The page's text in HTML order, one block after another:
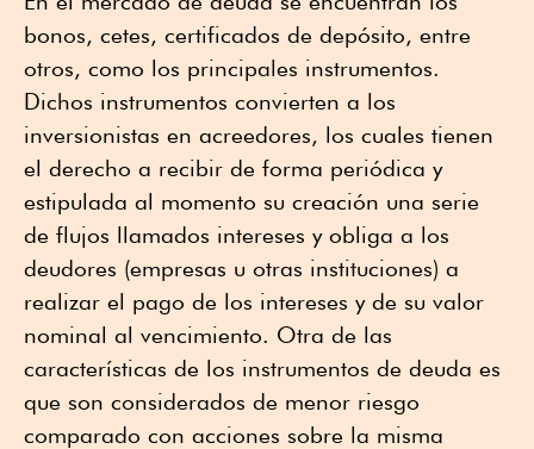
bonos, cetes, certificados de depósito, entre
otros, como los principales instrumentos.
Dichos instrumentos convierten a los
inversionistas en acreedores, los cuales tienen
el derecho a recibir de forma periódica y
estipulada al momento su creación una serie
de flujos llamados intereses y obliga a los
deudores (empresas u otras instituciones) a
realizar el pago de los intereses y de su valor
nominal al vencimiento. Otra de las
características de los instrumentos de deuda es
que son considerados de menor riesgo
comparado con acciones sobre la misma